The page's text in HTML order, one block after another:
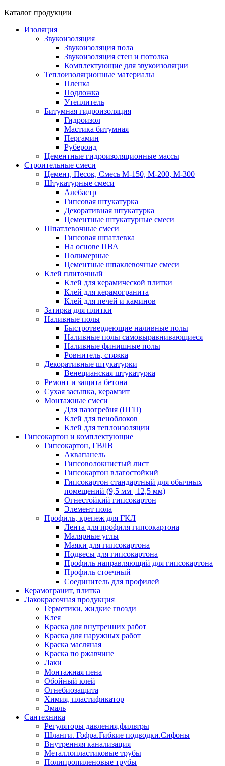
Каталог продукции
Изоляция
Звукоизоляция
Звукоизоляция пола
Звукоизоляция стен и потолка
Комплектующие для звукоизоляции
Теплоизоляционные материалы
Пленка
Подложка
Утеплитель
Битумная гидроизоляция
Гидроизол
Мастика битумная
Пергамин
Рубероид
Цементные гидроизоляционные массы
Строительные смеси
Цемент, Песок, Смесь М-150, М-200, М-300
Штукатурные смеси
Алебастр
Гипсовая штукатурка
Декоративная штукатурка
Цементные штукатурные смеси
Шпатлевочные смеси
Гипсовая шпатлевка
На основе ПВА
Полимерные
Цементные шпаклевочные смеси
Клей плиточный
Клей для керамической плитки
Клей для керамогранита
Клей для печей и каминов
Затирка для плитки
Наливные полы
Быстротвердеющие наливные полы
Наливные полы самовыравнивающиеся
Наливные финишные полы
Ровнитель, стяжка
Декоративные штукатурки
Венецианская штукатурка
Ремонт и защита бетона
Сухая засыпка, керамзит
Монтажные смеси
Для пазогребня (ПГП)
Клей для пеноблоков
Клей для теплоизоляции
Гипсокартон и комплектующие
Гипсокартон, ГВЛВ
Аквапанель
Гипсоволокнистый лист
Гипсокартон влагостойкий
Гипсокартон стандартный для обычных
помещений (9,5 мм | 12,5 мм)
Огнестойкий гипсокартон
Элемент пола
Профиль, крепеж для ГКЛ
Лента для профиля гипсокартона
Малярные углы
Маяки для гипсокартона
Подвесы для гипсокартона
Профиль направляющий для гипсокартона
Профиль стоечный
Соединитель для профилей
Керамогранит, плитка
Лакокрасочная продукция
Герметики, жидкие гвозди
Клея
Краска для внутренних работ
Краска для наружных работ
Краска масляная
Краска по ржавчине
Лаки
Монтажная пена
Обойный клей
Огнебиозащита
Химия, пластификатор
Эмаль
Сантехника
Регуляторы давления,фильтры
Шланги. Гофра.Гибкие подводки.Сифоны
Внутренняя канализация
Металлопластиковые трубы
Полипропиленовые трубы